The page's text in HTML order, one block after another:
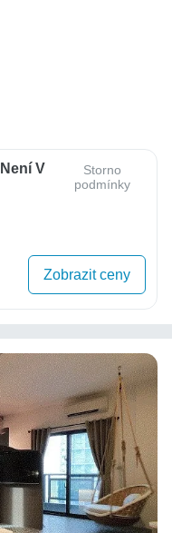
V
Storno
podmínky
Zobrazit ceny